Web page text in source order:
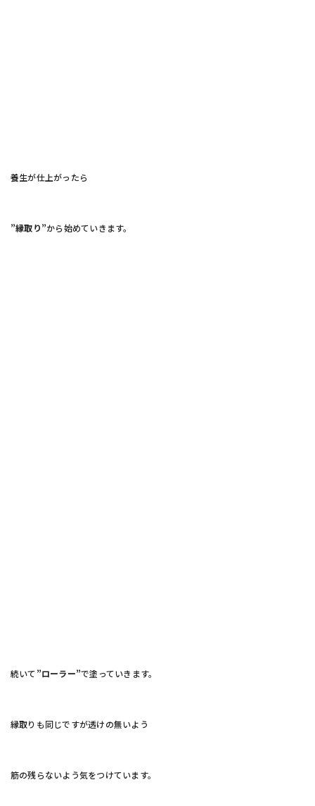
養生が仕上がったら
”縁取り”から始めていきます。
続いて”ローラー”で塗っていきます。
縁取りも同じですが透けの無いよう
筋の残らないよう気をつけています。